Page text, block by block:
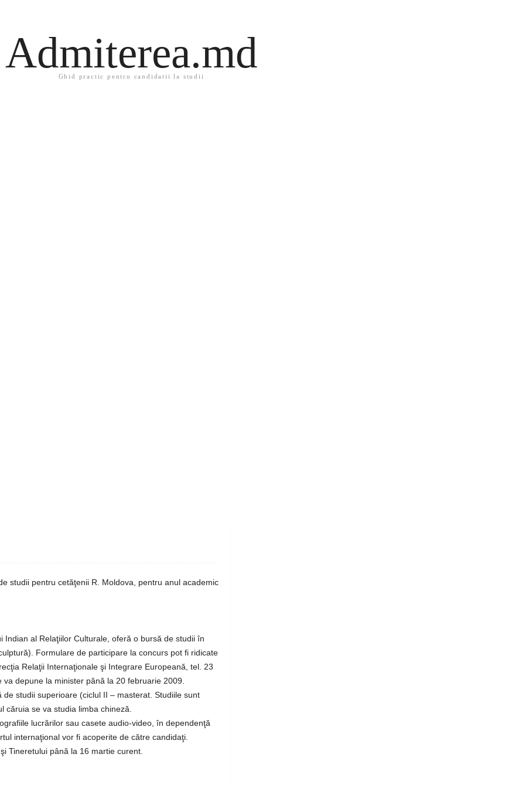
Admiterea.md
Ghid practic pentru candidatii la studii
studii pentru cetăţenii R. Moldova, pentru anul academic
Indian al Relaţiilor Culturale, oferă o bursă de studii în
Formulare de participare la concurs pot fi ridicate
Relaţii Internaţionale şi Integrare Europeană, tel. 23
depune la minister până la 20 februarie 2009.
studii superioare (ciclul II – masterat. Studiile sunt
căruia se va studia limba chineză.
lucrărilor sau casete audio-video, în dependenţă
internaţional vor fi acoperite de către candidaţi.
Tineretului până la 16 martie curent.